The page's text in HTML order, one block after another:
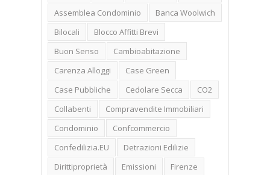
Assemblea Condominio
Banca Woolwich
Bilocali
Blocco Affitti Brevi
Buon Senso
Cambioabitazione
Carenza Alloggi
Case Green
Case Pubbliche
Cedolare Secca
CO2
Collabenti
Compravendite Immobiliari
Condominio
Confcommercio
Confedilizia.EU
Detrazioni Edilizie
Dirittiproprietà
Emissioni
Firenze